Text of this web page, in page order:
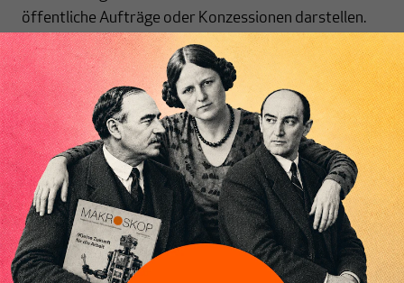
Inhaltsverzeichnis
öffentliche Aufträge oder Konzessionen darstellen.
Nach dem Vorbild vieler Bundesländer und im
Einklang mit ILO-Konvention Nr. 94 muss darum auch
bei Vergaben auf Bundesebene Tariftreue verlangt
werden, so dass Auftrag- und Konzessionsnehmer im
Rahmen ihrer Tätigkeit für die öffentliche Hand die am
Arbeitsort einschlägigen Tarifverträge einhalten
müssen. Zur Bekräftigung dieser Position sollte
Deutschland die ILO-Konvention Nr. 94 „über die
Arbeitsklauseln in den von Behörden
abgeschlossenen Verträgen“ ratifizieren.